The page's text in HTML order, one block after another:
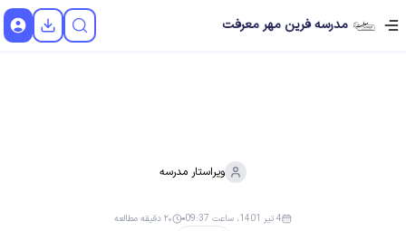
مدرسه فرین مهر معرفت
ویراستار مدرسه
4 تیر 1401، ساعت 09:37 ۲۰ دقیقه مطالعه